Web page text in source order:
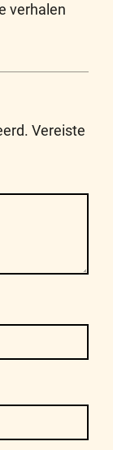
verhalen
Vereiste